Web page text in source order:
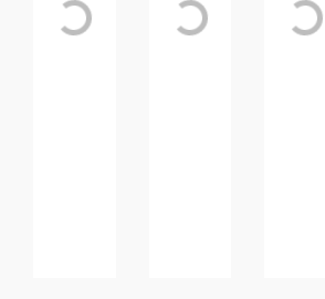
Loading... Loading... Loading...